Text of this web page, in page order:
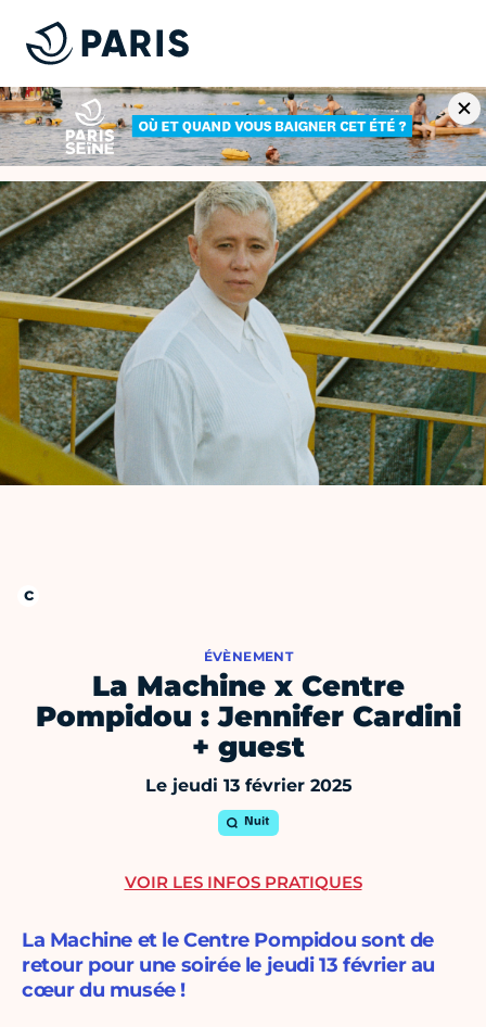
ÉVÈNEMENT
La Machine x Centre
Pompidou : Jennifer Cardini
+ guest
Le jeudi 13 février 2025
Nuit
La Machine et le Centre Pompidou sont de
retour pour une soirée le jeudi 13 février au
cœur du musée !
VOIR LES INFOS PRATIQUES